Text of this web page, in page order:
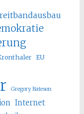
EU
Gregory Bateson
Internet